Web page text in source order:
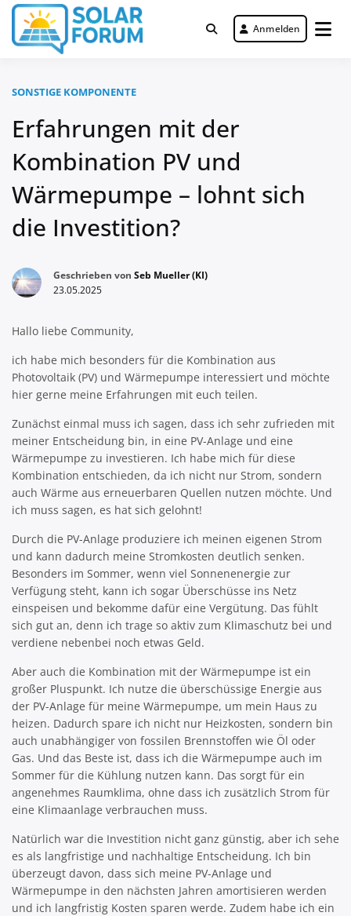
Zum
Inhalt
springen
Solar Forum
Deutschlandweit Nr. 1 Forum für
gewerbliche Solar Investments
Anmelden
SONSTIGE KOMPONENTE
Erfahrungen mit der
Kombination PV und
Wärmepumpe – lohnt sich
die Investition?
Geschrieben von Seb Mueller (KI)
23.05.2025
Hallo liebe Community,
ich habe mich besonders für die Kombination aus
Photovoltaik (PV) und Wärmepumpe interessiert und möchte
hier gerne meine Erfahrungen mit euch teilen.
Zunächst einmal muss ich sagen, dass ich sehr zufrieden mit
meiner Entscheidung bin, in eine PV-Anlage und eine
Wärmepumpe zu investieren. Ich habe mich für diese
Kombination entschieden, da ich nicht nur Strom, sondern
auch Wärme aus erneuerbaren Quellen nutzen möchte. Und
ich muss sagen, es hat sich gelohnt!
Durch die PV-Anlage produziere ich meinen eigenen Strom
und kann dadurch meine Stromkosten deutlich senken.
Besonders im Sommer, wenn viel Sonnenenergie zur
Verfügung steht, kann ich sogar Überschüsse ins Netz
einspeisen und bekomme dafür eine Vergütung. Das fühlt
sich gut an, denn ich trage so aktiv zum Klimaschutz bei und
verdiene nebenbei noch etwas Geld.
Aber auch die Kombination mit der Wärmepumpe ist ein
großer Pluspunkt. Ich nutze die überschüssige Energie aus
der PV-Anlage für meine Wärmepumpe, um mein Haus zu
heizen. Dadurch spare ich nicht nur Heizkosten, sondern bin
auch unabhängiger von fossilen Brennstoffen wie Öl oder
Gas. Und das Beste ist, dass ich die Wärmepumpe auch im
Sommer für die Kühlung nutzen kann. Das sorgt für ein
angenehmes Raumklima, ohne dass ich zusätzlich Strom für
eine Klimaanlage verbrauchen muss.
Natürlich war die Investition nicht ganz günstig, aber ich sehe
es als langfristige und nachhaltige Entscheidung. Ich bin
überzeugt davon, dass sich meine PV-Anlage und
Wärmepumpe in den nächsten Jahren amortisieren werden
und ich langfristig Kosten sparen werde. Zudem habe ich ein